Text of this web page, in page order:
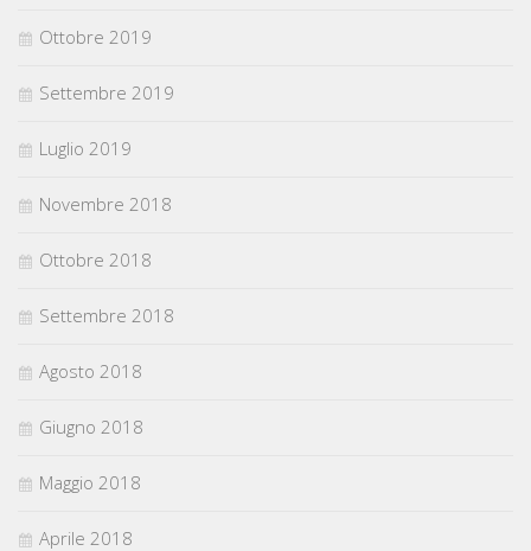
Ottobre 2019
Settembre 2019
Luglio 2019
Novembre 2018
Ottobre 2018
Settembre 2018
Agosto 2018
Giugno 2018
Maggio 2018
Aprile 2018